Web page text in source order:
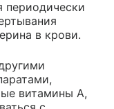
периодически
в крови.
витамины A,